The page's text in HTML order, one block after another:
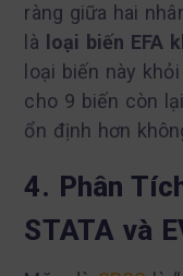
ràng giữa hai
là
loại biến EFA
loại biến này
cho 9 biến còn
ổn định hơn
4. Phân
STATA và